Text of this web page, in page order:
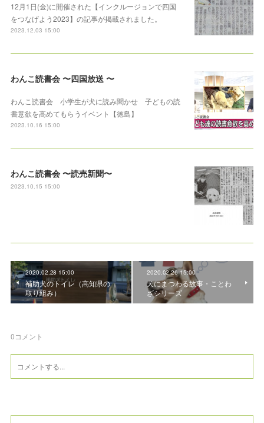
12月1日(金)に開催された【インクルージョンで四国
をつなげよう2023】の記事が掲載されました。
2023.12.03 15:00
わんこ読書会 〜四国放送 〜
わんこ読書会 小学生が犬に読み聞かせ 子どもの読
書意欲を高めてもらうイベント【徳島】
2023.10.16 15:00
わんこ読書会 〜読売新聞〜
2023.10.15 15:00
2020.02.28 15:00
補助犬のトイレ（高知県の
取り組み）
2020.02.26 15:00
犬にまつわる故事・ことわ
ざシリーズ
0コメント